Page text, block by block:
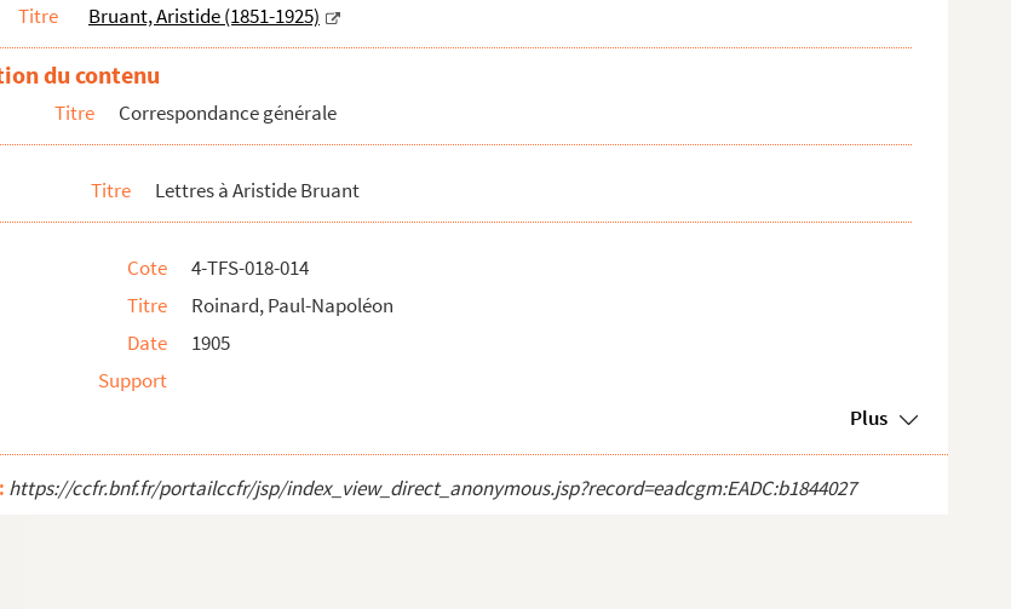
Titre Bruant, Aristide (1851-1925)
du contenu
Titre Correspondance générale
Titre Lettres à Aristide Bruant
Cote
4-TFS-018-014
Titre
Roinard, Paul-Napoléon
Date
1905
Support
Plus
https://ccfr.bnf.fr/portailccfr/jsp/index_view_direct_anonymous.jsp?record=eadcgm:EADC:b1844027